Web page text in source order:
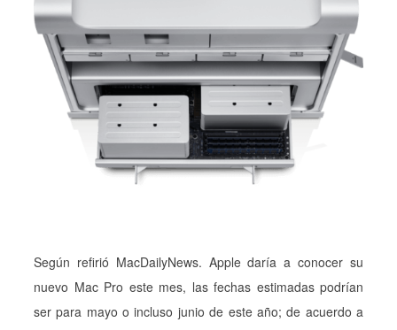
Según refirió MacDailyNews. Apple daría a conocer su
nuevo Mac Pro este mes, las fechas estimadas podrían
ser para mayo o incluso junio de este año; de acuerdo a